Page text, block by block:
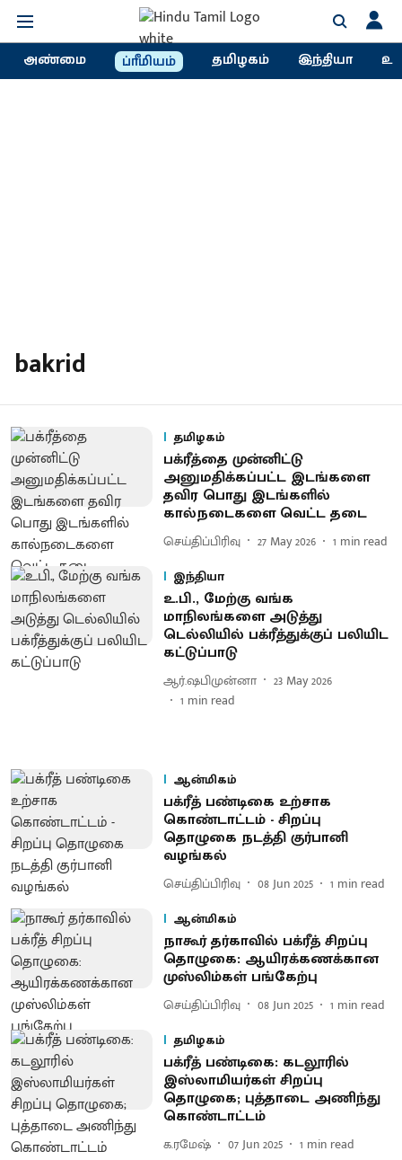
அண்மை ப்ரீமியம் தமிழகம் இந்தியா
bakrid
தமிழகம்
பக்ரீத்தை முன்னிட்டு
அனுமதிக்கப்பட்ட இடங்களை
தவிர பொது இடங்களில்
கால்நடைகளை வெட்ட தடை
செய்திப்பிரிவு 27 May 2026 1 min read
இந்தியா
உ.பி., மேற்கு வங்க
மாநிலங்களை அடுத்து
டெல்லியில் பக்ரீத்துக்குப் பலியிட
கட்டுப்பாடு
ஆர்.ஷபிமுன்னா
23 May 2026
1 min read
ஆன்மிகம்
பக்ரீத் பண்டிகை உற்சாக
கொண்டாட்டம் - சிறப்பு
தொழுகை நடத்தி குர்பானி
வழங்கல்
செய்திப்பிரிவு 08 Jun 2025 1 min read
ஆன்மிகம்
​நாகூர் தர்காவில் பக்ரீத் சிறப்பு
தொழுகை: ஆயிரக்கணக்கான
முஸ்லிம்கள் பங்கேற்பு
செய்திப்பிரிவு 08 Jun 2025 1 min read
தமிழகம்
பக்ரீத் பண்டிகை: கடலூரில்
இஸ்லாமியர்கள் சிறப்பு
தொழுகை; புத்தாடை அணிந்து
கொண்டாட்டம்
க.ரமேஷ் 07 Jun 2025 1 min read